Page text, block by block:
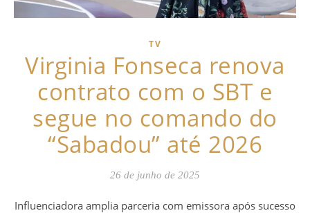
TV
Virginia Fonseca renova
contrato com o SBT e
segue no comando do
“Sabadou” até 2026
26 de junho de 2025
Influenciadora amplia parceria com emissora após sucesso